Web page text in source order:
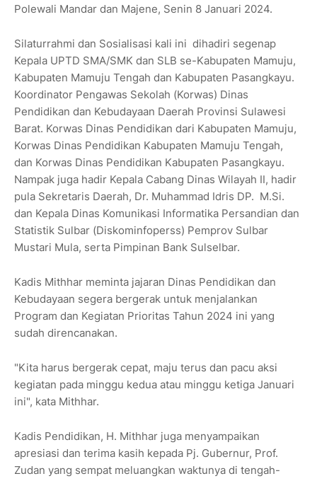
Polewali Mandar dan Majene, Senin 8 Januari 2024.
Silaturrahmi dan Sosialisasi kali ini dihadiri segenap
Kepala UPTD SMA/SMK dan SLB se-Kabupaten Mamuju,
Kabupaten Mamuju Tengah dan Kabupaten Pasangkayu.
Koordinator Pengawas Sekolah (Korwas) Dinas
Pendidikan dan Kebudayaan Daerah Provinsi Sulawesi
Barat. Korwas Dinas Pendidikan dari Kabupaten Mamuju,
Korwas Dinas Pendidikan Kabupaten Mamuju Tengah,
dan Korwas Dinas Pendidikan Kabupaten Pasangkayu.
Nampak juga hadir Kepala Cabang Dinas Wilayah II, hadir
pula Sekretaris Daerah, Dr. Muhammad Idris DP. M.Si.
dan Kepala Dinas Komunikasi Informatika Persandian dan
Statistik Sulbar (Diskominfoperss) Pemprov Sulbar
Mustari Mula, serta Pimpinan Bank Sulselbar.
Kadis Mithhar meminta jajaran Dinas Pendidikan dan
Kebudayaan segera bergerak untuk menjalankan
Program dan Kegiatan Prioritas Tahun 2024 ini yang
sudah direncanakan.
"Kita harus bergerak cepat, maju terus dan pacu aksi
kegiatan pada minggu kedua atau minggu ketiga Januari
ini", kata Mithhar.
Kadis Pendidikan, H. Mithhar juga menyampaikan
apresiasi dan terima kasih kepada Pj. Gubernur, Prof.
Zudan yang sempat meluangkan waktunya di tengah-